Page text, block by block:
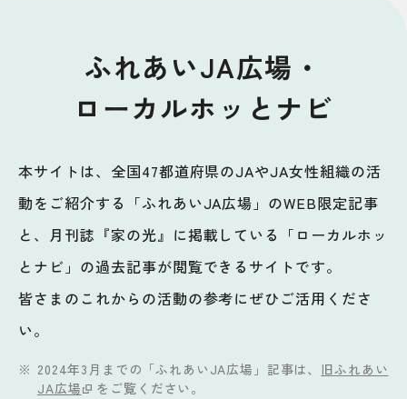
ふれあいJA広場・
ローカルホッとナビ
本サイトは、全国47都道府県のJAやJA女性組織の活
動をご紹介する「ふれあいJA広場」のWEB限定記事
と、月刊誌『家の光』に掲載している「ローカルホッ
とナビ」の過去記事が閲覧できるサイトです。
皆さまのこれからの活動の参考にぜひご活用くださ
い。
2024年3月までの「ふれあいJA広場」記事は、 旧ふれあい
JA広場
をご覧ください。